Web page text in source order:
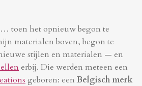
toen het opnieuw begon te
materialen boven, begon te
stijlen en materialen — en
erbij. Die werden meteen een
geboren: een Belgisch merk